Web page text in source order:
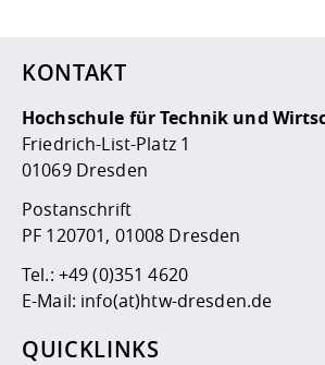
KONTAKT
Hochschule für Technik und
Friedrich-List-Platz 1
01069 Dresden
Postanschrift
PF 120701, 01008 Dresden
Tel.: +49 (0)351 4620
E-Mail: info(at)htw-dresden.de
QUICKLINKS